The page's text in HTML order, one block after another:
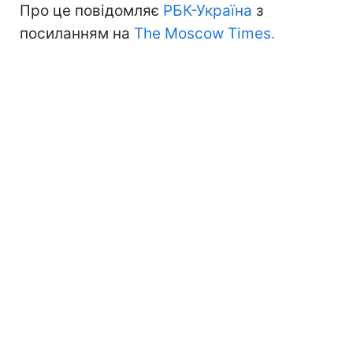
Про це повідомляє РБК-Україна з
посиланням на The Moscow Times.